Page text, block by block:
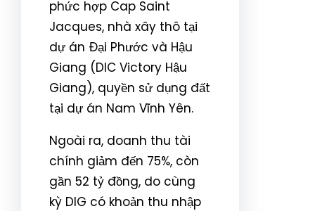
phức hợp Cap Saint
Jacques, nhà xây thô tại
dự án Đại Phước và Hậu
Giang (DIC Victory Hậu
Giang), quyền sử dụng đất
tại dự án Nam Vĩnh Yên.
Ngoài ra, doanh thu tài
chính giảm đến 75%, còn
gần 52 tỷ đồng, do cùng
kỳ DIG có khoản thu nhập